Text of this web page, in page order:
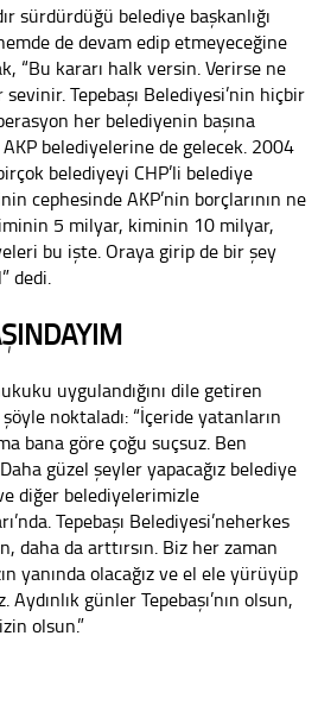
sürdürdüğü belediye başkanlığı
de devam edip etmeyeceğine
“Bu kararı halk versin. Verirse ne
sevinir. Tepebaşı Belediyesi’nin hiçbir
her belediyenin başına
belediyelerine de gelecek. 2004
belediyeyi CHP’li belediye
cephesinde AKP’nin borçlarının ne
5 milyar, kiminin 10 milyar,
bu işte. Oraya girip de bir şey
dedi.
uygulandığını dile getiren
noktaladı: “İçeride yatanların
bana göre çoğu suçsuz. Ben
güzel şeyler yapacağız belediye
diğer belediyelerimizle
Tepebaşı Belediyesi’neherkes
daha da arttırsın. Biz her zaman
yanında olacağız ve el ele yürüyüp
günler Tepebaşı’nın olsun,
olsun.”